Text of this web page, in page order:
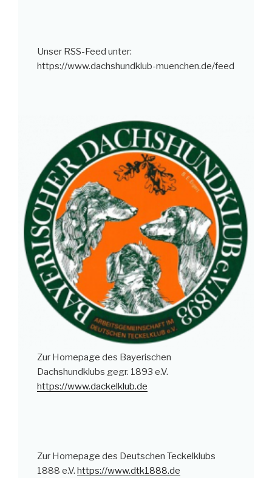
Unser RSS-Feed unter:
https://www.dachshundklub-muenchen.de/feed
Zur Homepage des Bayerischen
Dachshundklubs gegr. 1893 e.V.
https://www.dackelklub.de
Zur Homepage des Deutschen Teckelklubs
1888 e.V.https://www.dtk1888.de